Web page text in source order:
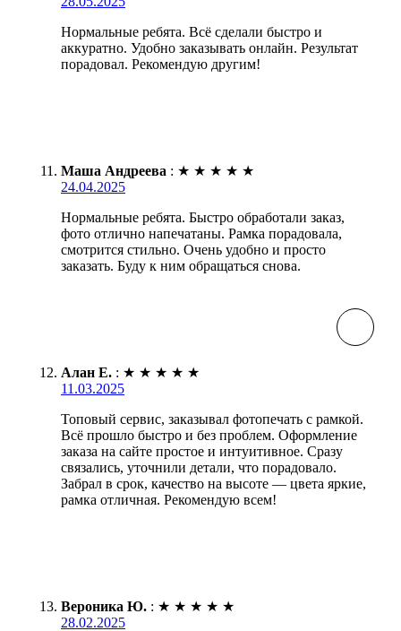
Нормальные ребята. Всё сделали быстро и
аккуратно. Удобно заказывать онлайн. Результат
порадовал. Рекомендую другим!
Маша Андреева : ★ ★ ★ ★ ★
24.04.2025
Нормальные ребята. Быстро обработали заказ,
фото отлично напечатаны. Рамка порадовала,
смотрится стильно. Очень удобно и просто
заказать. Буду к ним обращаться снова.
Алан Е. : ★ ★ ★ ★ ★
11.03.2025
Топовый сервис, заказывал фотопечать с рамкой.
Всё прошло быстро и без проблем. Оформление
заказа на сайте простое и интуитивное. Сразу
связались, уточнили детали, что порадовало.
Забрал в срок, качество на высоте — цвета яркие,
рамка отличная. Рекомендую всем!
Вероника Ю. : ★ ★ ★ ★ ★
28.02.2025